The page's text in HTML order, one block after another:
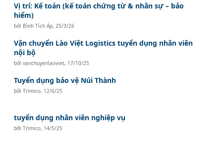
Vị trí: Kế toán (kế toán chứng từ & nhân sự – bảo
hiểm)
bởi Bình Tích Áp, 25/3/26
Vận chuyển Lào Việt Logistics tuyển dụng nhân viên
nội bộ
bởivanchuyenlaoviet, 17/10/25
Tuyển dụng bảo vệ Núi Thành
bởiTrimico, 12/6/25
tuyển dụng nhân viên nghiệp vụ
bởiTrimico, 14/5/25